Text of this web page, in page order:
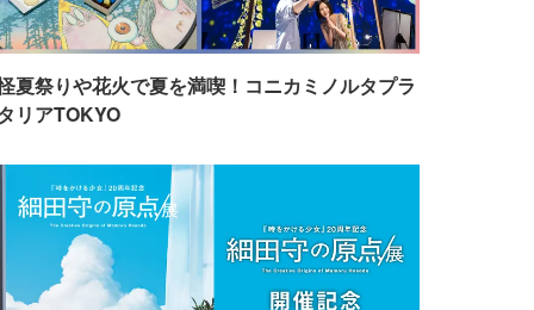
夏祭りや花火で夏を満喫！コニカミノルタプラ
リアTOKYO